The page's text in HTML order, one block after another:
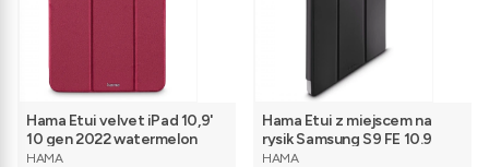
Hama Etui velvet iPad 10,9'
10 gen 2022 watermelon
PRODUCENT
HAMA
Hama Etui z miejscem na
rysik Samsung S9 FE 10.9
PRODUCENT
HAMA